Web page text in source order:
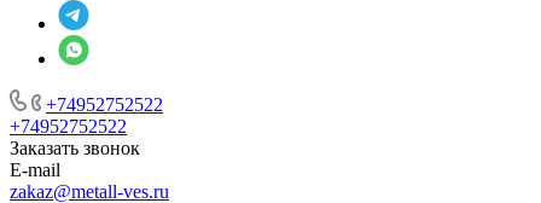
+74952752522
+74952752522
Заказать звонок
E-mail
zakaz@metall-ves.ru